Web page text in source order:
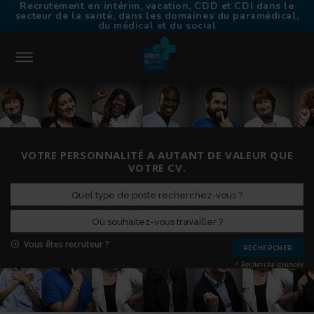
Recrutement en intérim, vacation, CDD et CDI dans le
secteur de la santé, dans les domaines du paramédical,
du médical et du social
CONNEXION
TROUVER UN EMPLOI
CHOISIR VITALIS MÉDICAL
TRAVAILLER EN INTÉRIM
NOS AGENCES
VOTRE PERSONNALITÉ A AUTANT DE VALEUR QUE
VOTRE CV.
Vous êtes recruteur ?
+ Recherche avancée